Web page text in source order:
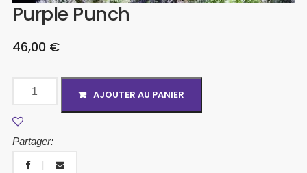
Purple Punch
46,00 €
AJOUTER AU PANIER
Partager: